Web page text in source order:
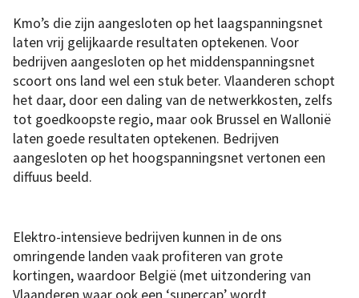
Kmo’s die zijn aangesloten op het laagspanningsnet
laten vrij gelijkaarde resultaten optekenen. Voor
bedrijven aangesloten op het middenspanningsnet
scoort ons land wel een stuk beter. Vlaanderen schopt
het daar, door een daling van de netwerkkosten, zelfs
tot goedkoopste regio, maar ook Brussel en Wallonië
laten goede resultaten optekenen. Bedrijven
aangesloten op het hoogspanningsnet vertonen een
diffuus beeld.
Elektro-intensieve bedrijven kunnen in de ons
omringende landen vaak profiteren van grote
kortingen, waardoor België (met uitzondering van